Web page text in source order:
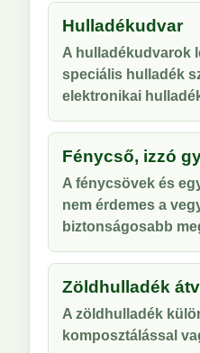
Hulladékudvar
A hulladékudvarok
speciális hulladék
elektronikai
Fénycső, izzó
A fénycsövek és
nem érdemes a
biztonságosabb
Zöldhulladék
A zöldhulladék
komposztálással